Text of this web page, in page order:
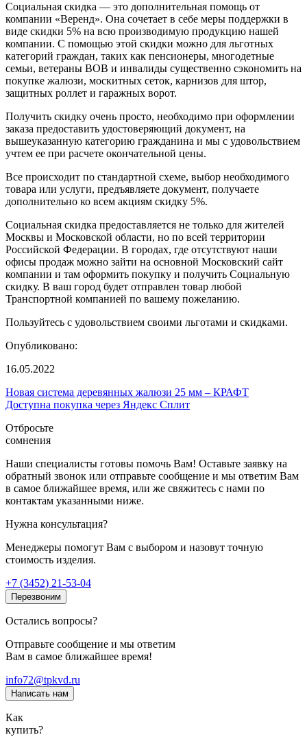
Социальная скидка — это дополнительная помощь от
компании «Веренд». Она сочетает в себе меры поддержки в
виде скидки 5% на всю производимую продукцию нашей
компании. С помощью этой скидки можно для льготных
категорий граждан, таких как пенсионеры, многодетные
семьи, ветераны ВОВ и инвалиды существенно сэкономить на
покупке жалюзи, москитных сеток, карнизов для штор,
защитных роллет и гаражных ворот.
Получить скидку очень просто, необходимо при оформлении
заказа предоставить удостоверяющий документ, на
вышеуказанную категорию гражданина и мы с удовольствием
учтем ее при расчете окончательной цены.
Все происходит по стандартной схеме, выбор необходимого
товара или услуги, предъявляете документ, получаете
дополнительно ко всем акциям скидку 5%.
Социальная скидка предоставляется не только для жителей
Москвы и Московской области, но по всей территории
Российской Федерации. В городах, где отсутствуют наши
офисы продаж можно зайти на основной Московский сайт
компании и там оформить покупку и получить Социальную
скидку. В ваш город будет отправлен товар любой
Транспортной компанией по вашему пожеланию.
Пользуйтесь с удовольствием своими льготами и скидками.
Опубликовано:
16.05.2022
Новая система деревянных жалюзи 25 мм – КРАФТ
Доступна покупка через Яндекс Сплит
Отбросьте
сомнения
Наши специалисты готовы помочь Вам! Оставьте заявку на
обратный звонок или отправьте сообщение и мы ответим Вам
в самое ближайшее время, или же свяжитесь с нами по
контактам указанными ниже.
Нужна консультация?
Менеджеры помогут Вам с выбором и назовут точную
стоимость изделия.
+7 (3452) 21-53-04
Перезвоним
Остались вопросы?
Отправьте сообщение и мы ответим
Вам в самое ближайшее время!
info72@tpkvd.ru
Написать нам
Как
купить?